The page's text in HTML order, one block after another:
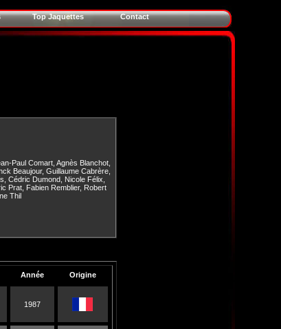
Top Jaquettes Contact
Paul Comart, Agnès Blanchot,
Beaujour, Guillaume Cabrère
Cédric Dumond, Nicole Félix
Prat Fabien Remblier, Robert
Thil
Année Origine
1987